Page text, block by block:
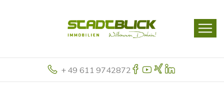
+ 49 611 9742872